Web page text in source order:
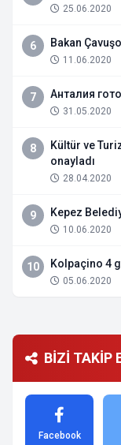
25.06.2020
6 Bakan
11.06.2020
7 Анталия
31.05.2020
8
Kültür ve
onayladı
28.04.2020
9 Kepez
10.06.2020
10 Kolpaçino 4
05.06.2020
BİZİ TAKİP
Facebook